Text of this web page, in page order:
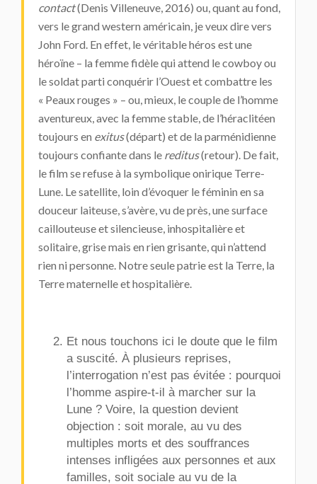
contact(Denis Villeneuve, 2016) ou, quant au fond,
vers le grand western américain, je veux dire vers
John Ford. En effet, le véritable héros est une
héroïne – la femme fidèle qui attend le cowboy ou
le soldat parti conquérir l’Ouest et combattre les
« Peaux rouges » – ou, mieux, le couple de l’homme
aventureux, avec la femme stable, de l’héraclitéen
toujours en exitus(départ) et de la parménidienne
toujours confiante dans le reditus(retour). De fait,
le film se refuse à la symbolique onirique Terre-
Lune. Le satellite, loin d’évoquer le féminin en sa
douceur laiteuse, s’avère, vu de près, une surface
caillouteuse et silencieuse, inhospitalière et
solitaire, grise mais en rien grisante, qui n’attend
rien ni personne. Notre seule patrie est la Terre, la
Terre maternelle et hospitalière.
Et nous touchons ici le doute que le film
a suscité. À plusieurs reprises,
l’interrogation n’est pas évitée : pourquoi
l’homme aspire-t-il à marcher sur la
Lune ? Voire, la question devient
objection : soit morale, au vu des
multiples morts et des souffrances
intenses infligées aux personnes et aux
familles, soit sociale au vu de la